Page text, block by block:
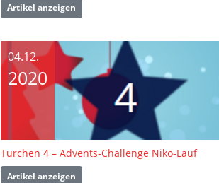
Artikel anzeigen
04.12.
2020
Türchen 4 – Advents-Challenge Niko-Lauf
Artikel anzeigen